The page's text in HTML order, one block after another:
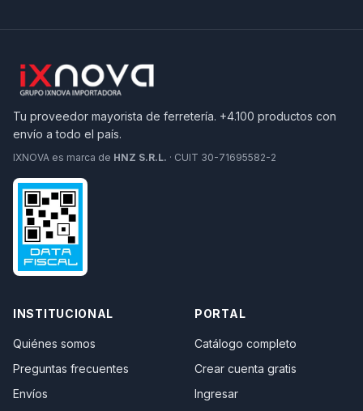
Tu proveedor mayorista de ferretería. +4.100 productos con
envío a todo el país.
IXNOVA es marca de HNZ S.R.L. · CUIT 30-71695582-2
INSTITUCIONAL
Quiénes somos
Preguntas frecuentes
Envíos
PORTAL
Catálogo completo
Crear cuenta gratis
Ingresar